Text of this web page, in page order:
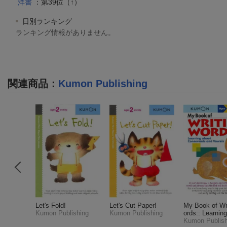
洋書 ：第39位（↑）
日別ランキング
ランキング情報がありません。
関連商品 ： Kumon Publishing
Let's Fold!
Kumon Publishing
Let's Cut Paper!
Kumon Publishing
My Book of
ords:: Learning
Consonants
Kumon